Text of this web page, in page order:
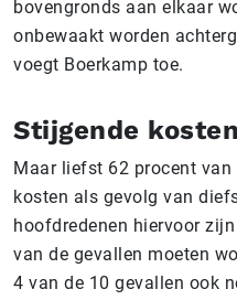
bovengronds aan elkaar
onbewaakt worden
voegt Boerkamp toe.
Stijgende
Maar liefst 62 procent
kosten als gevolg van
hoofdredenen hiervoor
van de gevallen moeten
4 van de 10 gevallen ook